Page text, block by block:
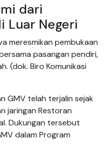
dari
Luar Negeri
meresmikan pembukaan
pasangan pendiri,
(dok. Biro Komunikasi
GMV telah terjalin sejak
jaringan Restoran
Dukungan tersebut
dalam Program